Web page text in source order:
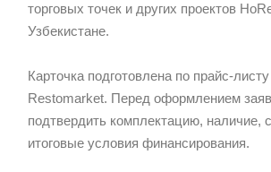
торговых точек и других проектов
Узбекистане.
Карточка подготовлена по прайс-
Restomarket. Перед оформлением
подтвердить комплектацию, наличие,
итоговые условия финансирования.